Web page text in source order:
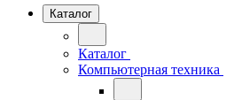
Каталог
Каталог
Компьютерная техника